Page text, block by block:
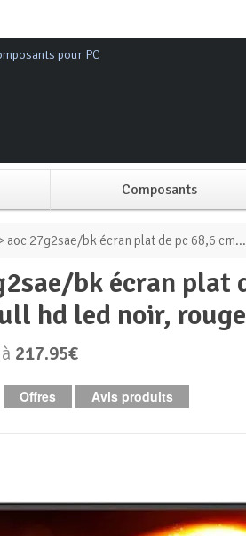
pour PC
Composants
Alimentation PC
Boitier PC
Carte graphique
Mémoire PC
Processeur
aoc 27g2sae/bk écran plat de pc 68,6 cm...
hd led noir, rouge
à 217.95€
Offres Avis produits